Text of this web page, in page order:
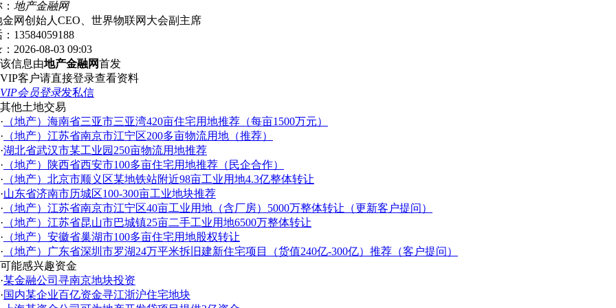
地产金融网
金网创始人CEO、世界物联网大会副主席
13584059188
2026-08-03 09:03
该信息由地产金融网首发
VIP客户请直接登录查看资料
VIP会员登录发私信
其他土地交易
· （地产）海南省三亚市三亚湾420亩住宅用地推荐（每亩1500万元）
· （地产）江苏省南京市江宁区200多亩物流用地（推荐）
·湖北省武汉市某工业园250亩物流用地推荐
· （地产）陕西省西安市100多亩住宅用地推荐（民企合作）
· （地产）北京市顺义区某地铁站附近98亩工业用地4.3亿整体转让
·山东省济南市历城区100-300亩工业地块推荐
· （地产）江苏省南京市江宁区40亩工业用地（含厂房）5000万整体转让（更新客户提问）
· （地产）江苏省昆山市巴城镇25亩二手工业用地6500万整体转让
· （地产）安徽省巢湖市100多亩住宅用地股权转让
· （地产）广东省深圳市罗湖24万平米拆旧建新住宅项目（货值240亿-300亿）推荐（客户提问）
可能感兴趣资金
·某金融公司寻南京地块投资
·国内某企业百亿资金寻江浙沪住宅地块